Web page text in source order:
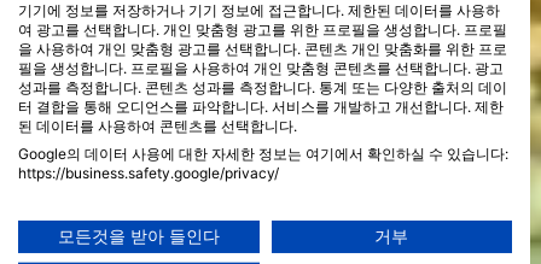
기기에 정보를 저장하거나 기기 정보에 접근합니다. 제한된 데이터를 사용하
여 광고를 선택합니다. 개인 맞춤형 광고를 위한 프로필을 생성합니다. 프로필
을 사용하여 개인 맞춤형 광고를 선택합니다. 콘텐츠 개인 맞춤화를 위한 프로
필을 생성합니다. 프로필을 사용하여 개인 맞춤형 콘텐츠를 선택합니다. 광고
성과를 측정합니다. 콘텐츠 성과를 측정합니다. 통계 또는 다양한 출처의 데이
터 결합을 통해 오디언스를 파악합니다. 서비스를 개발하고 개선합니다. 제한
된 데이터를 사용하여 콘텐츠를 선택합니다.
Google의 데이터 사용에 대한 자세한 정보는 여기에서 확인하실 수 있습니다:
https://business.safety.google/privacy/
귀하의 동의와 cookie 정책은 이 웹사이트/앱에만 적용됩니다.
파트너 목록 보기 (1 IAB 벤더)
모든것을 받아 들인다 거부